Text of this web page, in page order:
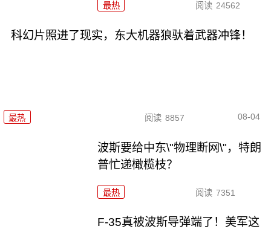
最热 阅读 24562
科幻片照进了现实，东大机器狼驮着武器冲锋！
最热 阅读 8857 08-04
波斯要给中东\"物理断网\"，特朗
普忙递橄榄枝？
最热 阅读 7351
F-35真被波斯导弹端了！美军这